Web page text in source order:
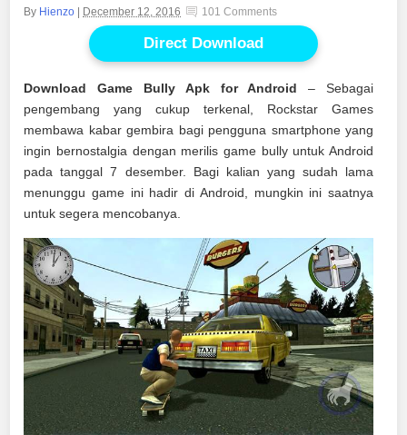
By Hienzo December 12, 2016 101 Comments
Direct Download
Download Game Bully Apk for Android – Sebagai
pengembang yang cukup terkenal, Rockstar Games
membawa kabar gembira bagi pengguna smartphone yang
ingin bernostalgia dengan merilis game bully untuk Android
pada tanggal 7 desember. Bagi kalian yang sudah lama
menunggu game ini hadir di Android, mungkin ini saatnya
untuk segera mencobanya.